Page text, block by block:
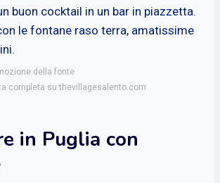
buon cocktail in un bar in piazzetta.
le fontane raso terra, amatissime
della fonte
completa su thevillagesalento.com
in Puglia con